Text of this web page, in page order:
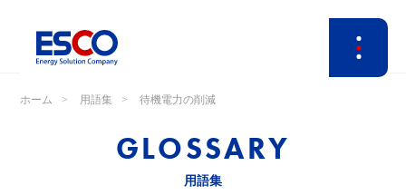
ホーム 用語集 待機電力の削減
GLOSSARY
用語集